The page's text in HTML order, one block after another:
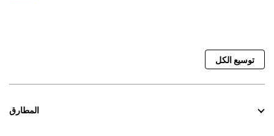
توسيع الكل
المطارق